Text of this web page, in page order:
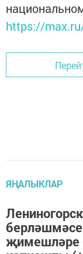
https://
ЯҢАЛЫКЛАР
җимешләре